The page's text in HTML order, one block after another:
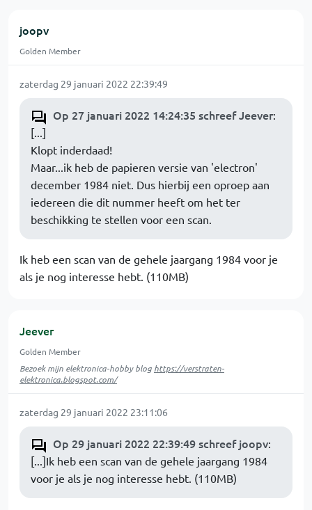
joopv
Golden Member
zaterdag 29 januari 2022 22:39:49
Op 27 januari 2022 14:24:35 schreef Jeever:
[...]
Klopt inderdaad!
Maar...ik heb de papieren versie van 'electron'
december 1984 niet. Dus hierbij een oproep aan
iedereen die dit nummer heeft om het ter
beschikking te stellen voor een scan.
Ik heb een scan van de gehele jaargang 1984 voor je
als je nog interesse hebt. (110MB)
Jeever
Golden Member
Bezoek mijn elektronica-hobby blog https://verstraten-
elektronica.blogspot.com/
zaterdag 29 januari 2022 23:11:06
Op 29 januari 2022 22:39:49 schreef joopv:
[...]Ik heb een scan van de gehele jaargang 1984
voor je als je nog interesse hebt. (110MB)